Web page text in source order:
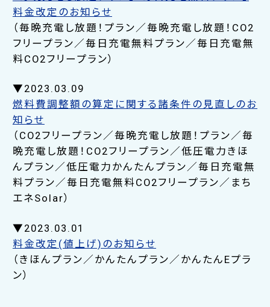
料金改定のお知らせ
（毎晩充電し放題！プラン／毎晩充電し放題！CO2
フリープラン／毎日充電無料プラン／毎日充電無
料CO2フリープラン）
▼2023.03.09
燃料費調整額の算定に関する諸条件の見直しのお
知らせ
（CO2フリープラン／毎晩充電し放題！プラン／毎
晩充電し放題！CO2フリープラン／低圧電力きほ
んプラン／低圧電力かんたんプラン／毎日充電無
料プラン／毎日充電無料CO2フリープラン／まち
エネSolar）
▼2023.03.01
料金改定(値上げ)のお知らせ
（きほんプラン／かんたんプラン／かんたんEプラ
ン）